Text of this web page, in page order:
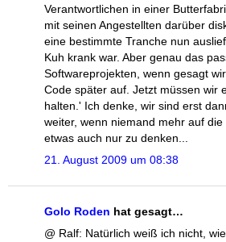
Verantwortlichen in einer
mit seinen Angestellten darüber
eine bestimmte Tranche nun
Kuh krank war. Aber genau das
Softwareprojekten, wenn gesagt
Code später auf. Jetzt müssen wir
halten.' Ich denke, wir sind erst
weiter, wenn niemand mehr auf
etwas auch nur zu denken...
21. August 2009 um 08:38
Golo Roden hat gesagt…
@ Ralf: Natürlich weiß ich nicht,